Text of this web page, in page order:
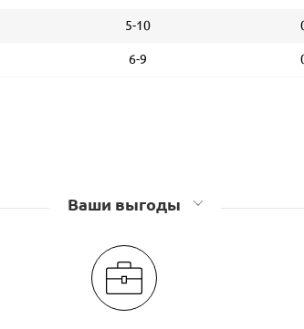
5-10
6-9
Ваши выгоды